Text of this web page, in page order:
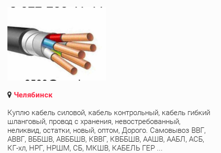
Челябинск
Куплю кабель силовой, кабель контрольный, кабель гибкий
шланговый, провод с хранения, невостребованный,
неликвид, остатки, новый, оптом, Дорого. Самовывоз ВВГ,
АВВГ, ВББШВ, АВББШВ, КВВГ, КВББШВ, ААШВ, ААБЛ, АСБ,
КГ-хл, НРГ, НРШМ, СБ, МКШВ, КАБЕЛЬ ГЕР ...